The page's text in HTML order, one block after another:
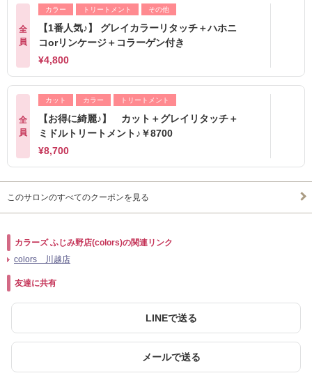
全
員
カラー トリートメント その他
【1番人気♪】 グレイカラーリタッチ＋ハホニ
コorリンケージ＋コラーゲン付き
¥4,800
全
員
カット カラー トリートメント
【お得に綺麗♪】 カット＋グレイリタッチ＋
ミドルトリートメント♪￥8700
¥8,700
このサロンのすべてのクーポンを見る
カラーズ ふじみ野店(colors)の関連リンク
colors 川越店
友達に共有
LINEで送る
メールで送る